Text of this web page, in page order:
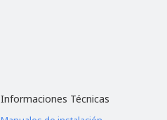
Informaciones Técnicas